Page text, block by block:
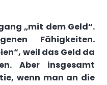
„mit dem Geld“.
Fähigkeiten.
weil das Geld da
Aber insgesamt
wenn man an die